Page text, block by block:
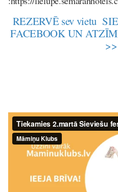
REZERVĒ sev vietu
FACEBOOK UN